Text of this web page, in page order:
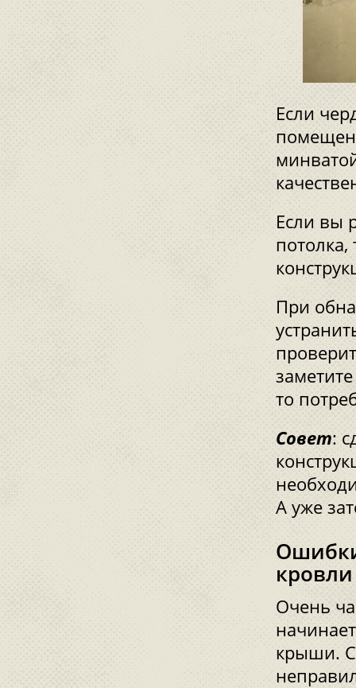
Если
Если вы
При
то
Совет:
А уже
кровли
Очень
крыши.